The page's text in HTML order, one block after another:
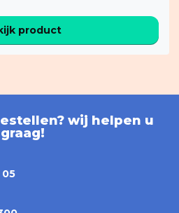
product
wij helpen u
graag!
05